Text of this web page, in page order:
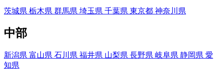
茨城県 栃木県 群馬県 埼玉県 千葉県 東京都 神奈川県
中部
新潟県 富山県 石川県 福井県 山梨県 長野県 岐阜県 静岡県 愛
知県